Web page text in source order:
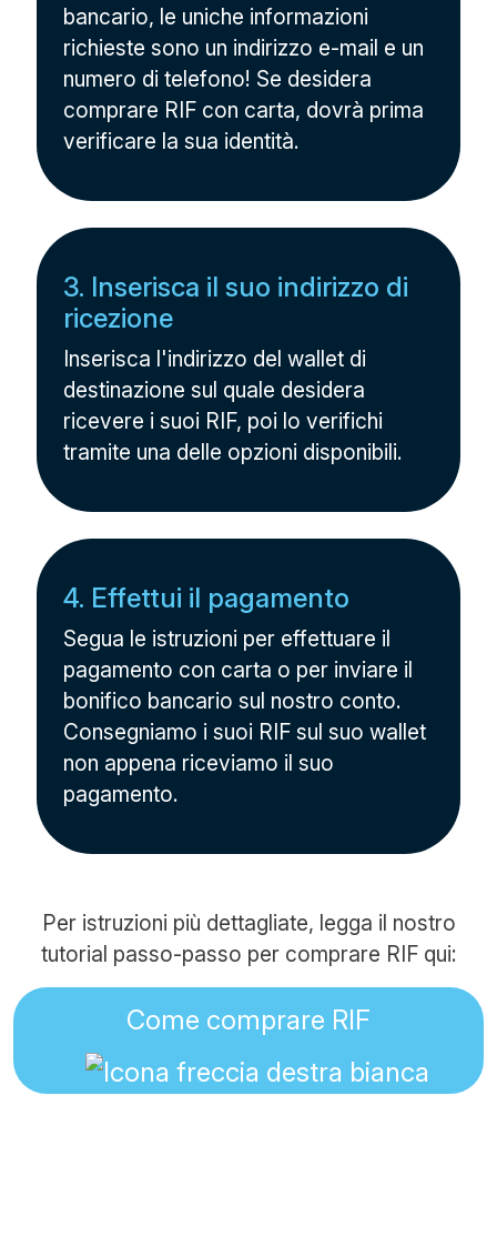
bancario, le uniche informazioni
richieste sono un indirizzo e-mail e un
numero di telefono! Se desidera
comprare RIF con carta, dovrà prima
verificare la sua identità.
3. Inserisca il suo indirizzo di
ricezione
Inserisca l'indirizzo del wallet di
destinazione sul quale desidera
ricevere i suoi RIF, poi lo verifichi
tramite una delle opzioni disponibili.
4. Effettui il pagamento
Segua le istruzioni per effettuare il
pagamento con carta o per inviare il
bonifico bancario sul nostro conto.
Consegniamo i suoi RIF sul suo wallet
non appena riceviamo il suo
pagamento.
Per istruzioni più dettagliate, legga il nostro
tutorial passo-passo per comprare RIF qui:
Come comprare RIF